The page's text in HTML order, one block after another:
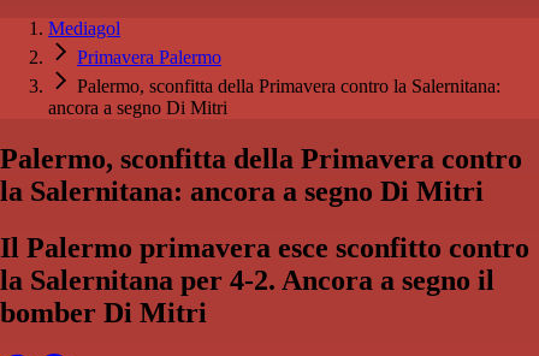
Mediagol
Primavera Palermo
Palermo, sconfitta della Primavera contro la Salernitana:
ancora a segno Di Mitri
Palermo, sconfitta della Primavera contro
la Salernitana: ancora a segno Di Mitri
Il Palermo primavera esce sconfitto contro
la Salernitana per 4-2. Ancora a segno il
bomber Di Mitri